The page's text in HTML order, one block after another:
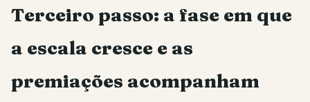
Terceiro passo: a fase em que
a escala cresce e as
premiações acompanham